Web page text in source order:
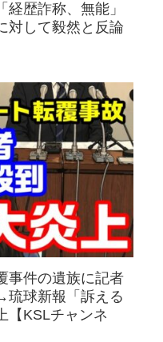
歴詐称、無能」
対して毅然と反論
事件の遺族に記者
琉球新報「訴える
【KSLチャンネ